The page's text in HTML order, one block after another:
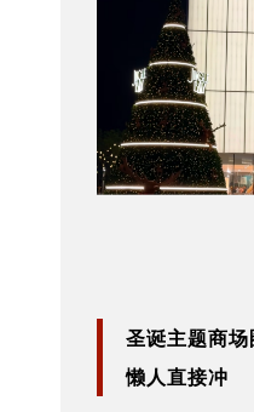
圣诞主题商
懒人直接冲